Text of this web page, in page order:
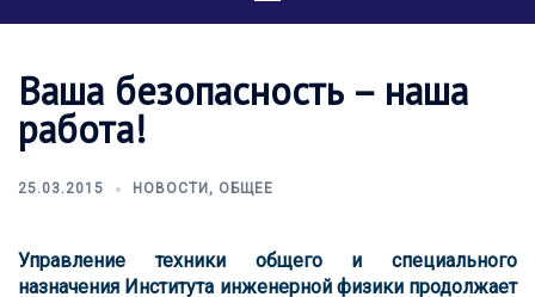
Ваша безопасность – наша
работа!
25.03.2015 НОВОСТИ , ОБЩЕЕ
Управление техники общего и специального
назначения Института инженерной физики продолжает